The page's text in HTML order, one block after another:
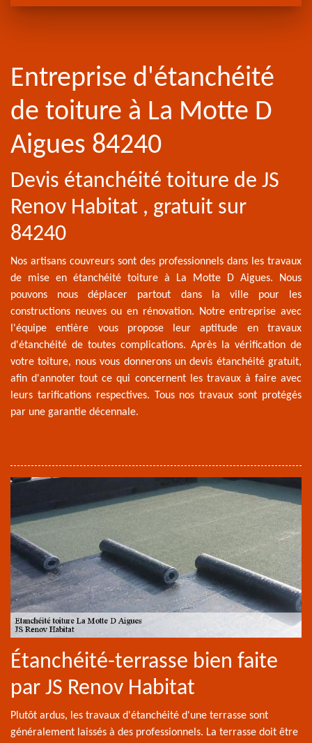
Entreprise d'étanchéité
de toiture à La Motte D
Aigues 84240
Devis étanchéité toiture de JS
Renov Habitat , gratuit sur
84240
Nos artisans couvreurs sont des professionnels dans les travaux
de mise en étanchéité toiture à La Motte D Aigues. Nous
pouvons nous déplacer partout dans la ville pour les
constructions neuves ou en rénovation. Notre entreprise avec
l'équipe entière vous propose leur aptitude en travaux
d'étanchéité de toutes complications. Après la vérification de
votre toiture, nous vous donnerons un devis étanchéité gratuit,
afin d'annoter tout ce qui concernent les travaux à faire avec
leurs tarifications respectives. Tous nos travaux sont protégés
par une garantie décennale.
Étanchéité-terrasse bien faite
par JS Renov Habitat
Plutôt ardus, les travaux d'étanchéité d'une terrasse sont
généralement laissés à des professionnels. La terrasse doit être